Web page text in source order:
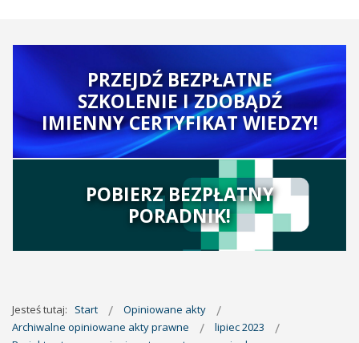
PRZEJDŹ BEZPŁATNE
SZKOLENIE I ZDOBĄDŹ
IMIENNY CERTYFIKAT WIEDZY!
POBIERZ BEZPŁATNY
PORADNIK!
Jesteś tutaj: Start
Opiniowane akty
Archiwalne opiniowane akty prawne
lipiec 2023